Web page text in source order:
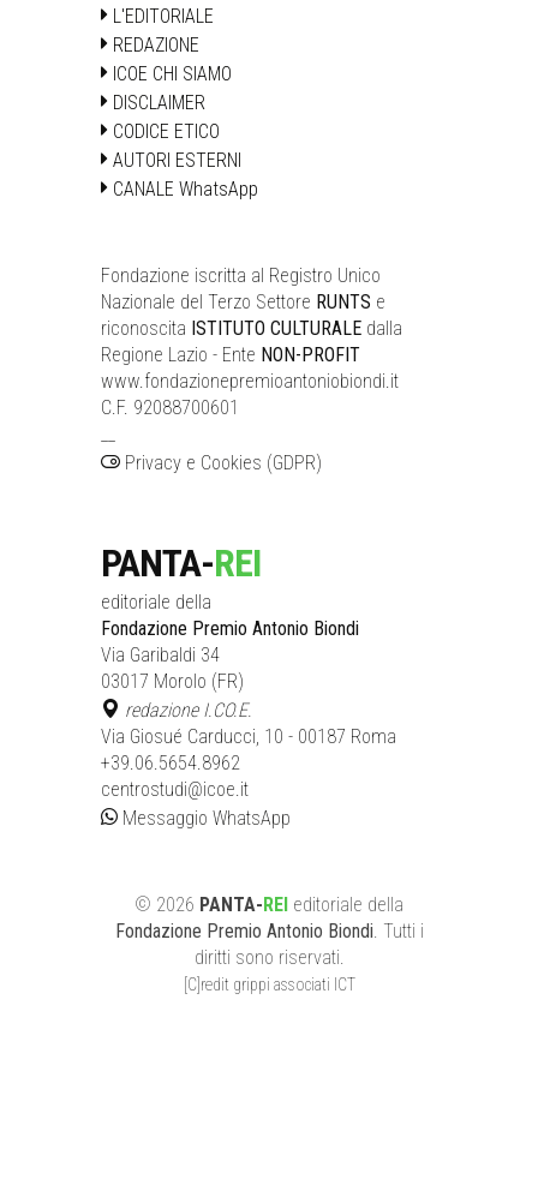
L'EDITORIALE
REDAZIONE
ICOE CHI SIAMO
DISCLAIMER
CODICE ETICO
AUTORI ESTERNI
CANALE WhatsApp
Fondazione iscritta al Registro Unico
Nazionale del Terzo Settore RUNTS e
riconoscita ISTITUTO CULTURALE dalla
Regione Lazio - Ente NON-PROFIT
www.fondazionepremioantoniobiondi.it
C.F. 92088700601
Privacy e Cookies (GDPR)
PANTA-REI
editoriale della
Fondazione Premio Antonio Biondi
Via Garibaldi 34
03017 Morolo (FR)
redazione I.CO.E.
Via Giosué Carducci, 10 - 00187 Roma
+39.06.5654.8962
centrostudi@icoe.it
Messaggio WhatsApp
© 2026 PANTA-REI editoriale della
Fondazione Premio Antonio Biondi . Tutti i
diritti sono riservati.
[C]redit grippi associati ICT